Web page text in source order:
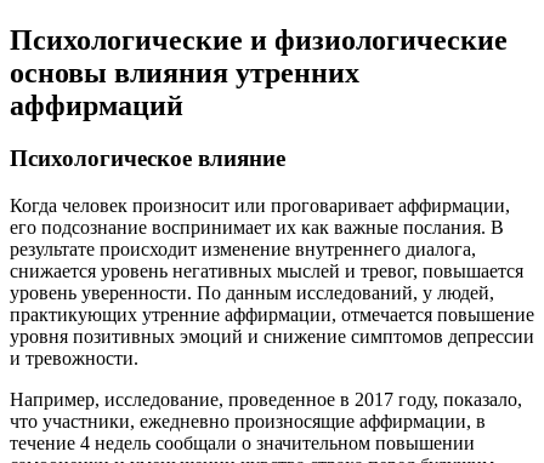
Психологические и физиологические
основы влияния утренних
аффирмаций
Психологическое влияние
Когда человек произносит или проговаривает аффирмации,
его подсознание воспринимает их как важные послания. В
результате происходит изменение внутреннего диалога,
снижается уровень негативных мыслей и тревог, повышается
уровень уверенности. По данным исследований, у людей,
практикующих утренние аффирмации, отмечается повышение
уровня позитивных эмоций и снижение симптомов депрессии
и тревожности.
Например, исследование, проведенное в 2017 году, показало,
что участники, ежедневно произносящие аффирмации, в
течение 4 недель сообщали о значительном повышении